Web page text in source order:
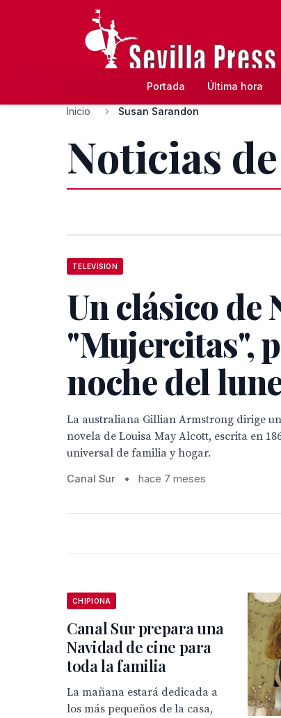
Portada Última hora
Inicio Susan Sarandon
Noticias
TELEVISION
Un clásico de
"Mujercitas",
noche del
La australiana Gillian Armstrong dirige
novela de Louisa May Alcott, escrita en
universal de familia y hogar.
Canal Sur • hace 7 meses
CHIPIONA
Canal Sur prepara una
Navidad de cine para
toda la familia
La mañana estará dedicada a
los más pequeños de la casa,